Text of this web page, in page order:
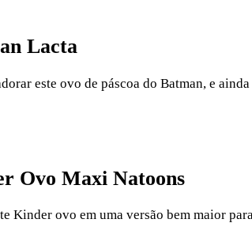
Lacta
este ovo de páscoa do Batman, e
Ovo Maxi Natoons
Kinder ovo em uma versão bem maior